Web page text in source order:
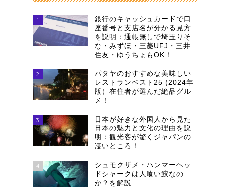
1
銀行のキャッシュカードで口
座番号と支店名が分かる見方
を説明：通帳無しで埼玉りそ
な・みずほ・三菱UFJ・三井
住友・ゆうちょもOK！
2
パタヤのおすすめな美味しい
レストランベスト25 (2024年
版）在住者が選んだ絶品グル
メ！
3
日本が好きな外国人から見た
日本の魅力と文化の理由を説
明：観光客が驚くジャパンの
凄いところ！
4
シュモクザメ・ハンマーヘッ
ドシャークは人喰い鮫なの
か？を解説